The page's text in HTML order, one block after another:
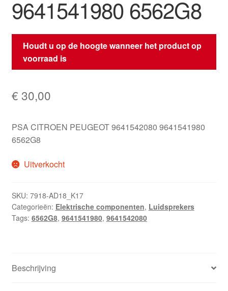
9641541980 6562G8
Houdt u op de hoogte wanneer het product op
voorraad is
€ 30,00
PSA CITROEN PEUGEOT 9641542080 9641541980
6562G8
Uitverkocht
SKU: 7918-AD18_K17
Categorieën: Elektrische componenten, Luidsprekers
Tags: 6562G8, 9641541980, 9641542080
Beschrijving